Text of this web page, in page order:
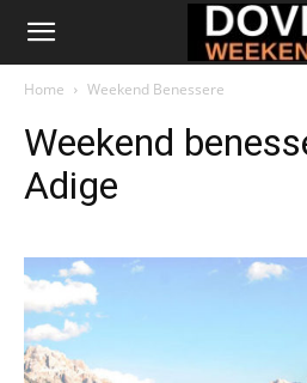
Home Weekend Benessere
Weekend
Adige